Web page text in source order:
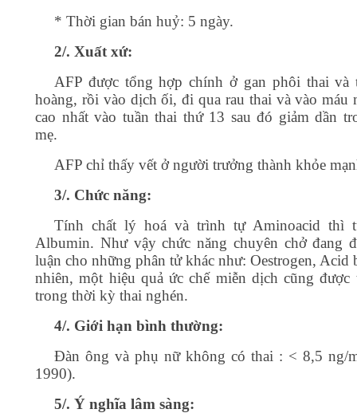
* Thời gian bán huỷ: 5 ngày.
2/. Xuất xứ:
AFP được tổng hợp chính ở gan phôi thai và
hoàng, rồi vào dịch ối, đi qua rau thai và vào máu
cao nhất vào tuần thai thứ 13 sau đó giảm dần
mẹ.
AFP chỉ thấy vết ở người trưởng thành khỏe
3/. Chức năng:
Tính chất lý hoá và trình tự Aminoacid thì
Albumin. Như vậy chức năng chuyên chở đang
luận cho những phân tử khác như: Oestrogen, Acid
nhiên, một hiệu quả ức chế miễn dịch cũng được
trong thời kỳ thai nghén.
4/. Giới hạn bình thường:
Đàn ông và phụ nữ không có thai : < 8,5 ng/
1990).
5/. Ý nghĩa lâm sàng: